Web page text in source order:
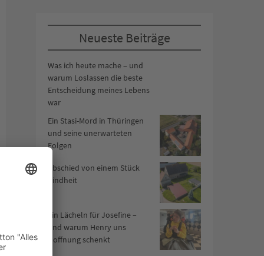
Neueste Beiträge
Was ich heute mache – und
warum Loslassen die beste
Entscheidung meines Lebens
war
Ein Stasi-Mord in Thüringen
und seine unerwarteten
Folgen
Abschied von einem Stück
Kindheit
Ein Lächeln für Josefine –
und warum Henry uns
Hoffnung schenkt